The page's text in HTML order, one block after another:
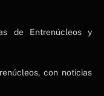
de Entrenúcleos y
con noticias